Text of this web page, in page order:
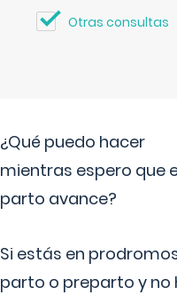
Otras consultas
¿Qué puedo hacer
mientras espero que
parto avance?
Si estás en
parto o preparto y no